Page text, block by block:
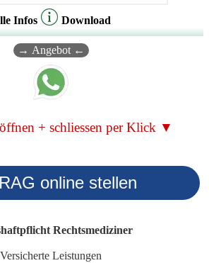
Infos Download
→ Angebot ←
+ schliessen per Klick ▼
online stellen
Rechtsmediziner
Versicherte Leistungen